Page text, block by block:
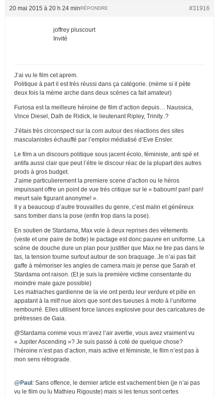
20 mai 2015 à 20 h 24 min #31916
RÉPONDRE
joffrey pluscourt
Invité
J’ai vu le film cet aprem.
Politique à part il est très réussi dans ça catégorie. (mème si il pète
deux fois la mème arche dans deux scènes ca fait amateur)
Furiosa est la meilleure héroine de film d’action depuis… Naussica,
Vince Diesel, Dalh de Ridick, le lieutenant Ripley, Trinity..?
J’étais très circonspect sur la com autour des réactions des sites
masculanistes échauffé par l’emploi médiatisé d’Eve Ensler.
Le film a un discours politique sous jacent écolo, féministe, anti spé et
antifa aussi clair que peut l’étre le discour réac de la plupart des autres
prods à gros budget.
J’aime particulierement la premiere scene d’action ou le héros
impuissant offre un point de vue trés critique sur le « baboum! pan! pan!
meurt sale figurant anonyme! ».
Il y a beaucoup d’autre trouvailles du genre, c’est malin et généreux
sans tomber dans la pose (enfin trop dans la pose).
En soutien de Stardama, Max vole à deux reprises des vétements
(veste et une paire de botte) le pactage est donc pauvre en uniforme. La
scéne de douche dure un plan pour justifier que Max ne tire pas dans le
tas, la tension tourne surtout autour de son braquage. Je n’ai pas fait
gaffe à mémoriser les angles de camera mais je pense que Sarah et
Stardama ont raison. (Et je suis la première victime consentante du
moindre male gaze possible)
Les matriaches gardienne de la vie ont perdu leur verdure et pille en
appatant à la milf nue alors que sont des tueuses à moto à l’uniforme
rembourré. Elles utilisent force lances explosive pour des caricatures de
prétresses de Gaia.
@Stardama comme vous m’avez l’air avertie, vous avez vraiment vu
« Jupiter Ascending »? Je suis passé à coté de quelque chose?
l’héroine n’est pas d’action, mais active et féministe, le film n’est pas à
mon sens rétrograde.
@Paul: Sans offence, le dernier article est vachement bien (je n’ai pas
vu le film ou lu Mathieu Rigouste) mais si les tenus sont certes